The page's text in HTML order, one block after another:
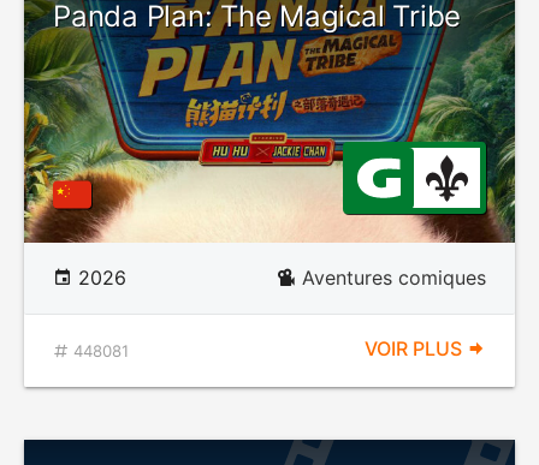
Panda Plan: The Magical Tribe
2026 Aventures comiques
448081 VOIR PLUS